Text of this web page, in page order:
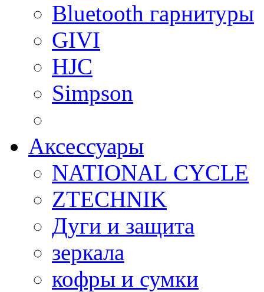
Bluetooth гарнитуры
GIVI
HJC
Simpson
Аксессуары
NATIONAL CYCLE
ZTECHNIK
Дуги и защита
зеркала
кофры и сумки